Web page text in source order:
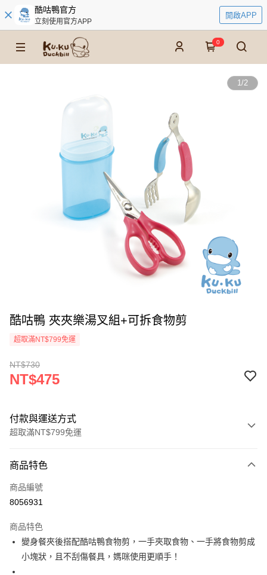
酷咕鴨官方
立刻使用官方APP
開啟APP
0
1/2
酷咕鴨 夾夾樂湯叉組+可拆食物剪
超取滿NT$799免運
NT$730
NT$475
付款與運送方式
超取滿NT$799免運
信用卡一次付款
信用卡分期付款
合作金庫商業銀行
華南商業銀行
彰化商業銀行
上海商業儲蓄銀行
台北富邦商業銀行
超商取貨付款
LINE Pay
商品特色
商品編號
8056931
商品特色
變身餐夾後搭配酷咕鴨食物剪，一手夾取食物、一手將食物剪成
小塊狀，且不刮傷餐具，媽咪使用更順手！